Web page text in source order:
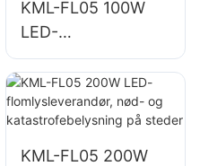
KML-FL05 100W
LED-
flomlysleverandør
for
bygningsfasader
og belysning av
byggeplasser
KML-FL05 200W